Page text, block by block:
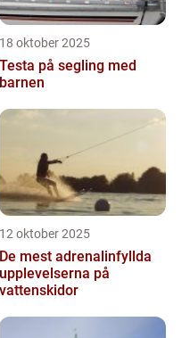
18 oktober 2025
Testa på segling med
barnen
12 oktober 2025
De mest adrenalinfyllda
upplevelserna på
vattenskidor